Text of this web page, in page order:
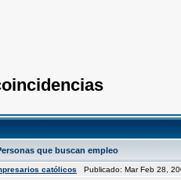
que buscan empleo
católicos Publicado: Mar Feb 28,